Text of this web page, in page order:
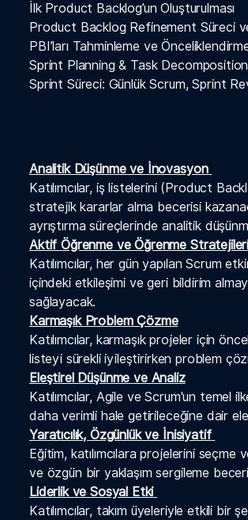
İlk Product Backlog’un Oluşturulması
Product Backlog Refinement Süreci ve
PBI’ları Tahminleme ve
Sprint Planning & Task Decomposition
Sprint Süreci: Günlük Scrum, Sprint
Analitik Düşünme ve İnovasyon
Katılımcılar, iş listelerini (Product
stratejik kararlar alma becerisi
ayrıştırma süreçlerinde analitik
Aktif Öğrenme ve Öğrenme
Katılımcılar, her gün yapılan Scrum
içindeki etkileşimi ve geri bildirim
sağlayacak.
Karmaşık Problem Çözme
Katılımcılar, karmaşık projeler için
listeyi sürekli iyileştirirken problem
Eleştirel Düşünme ve Analiz
Katılımcılar, Agile ve Scrum'un temel
daha verimli hale getirileceğine dair
Yaratıcılık, Özgünlük ve İnisiyatif
Eğitim, katılımcılara projelerini seçme
ve özgün bir yaklaşım sergileme
Liderlik ve Sosyal Etki
Katılımcılar, takım üyeleriyle etkili bir